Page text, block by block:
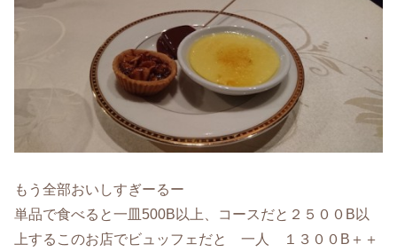
もう全部おいしすぎーるー
単品で食べると一皿500B以上、コースだと２５００B以
上するこのお店でビュッフェだと 一人 １３００B＋＋